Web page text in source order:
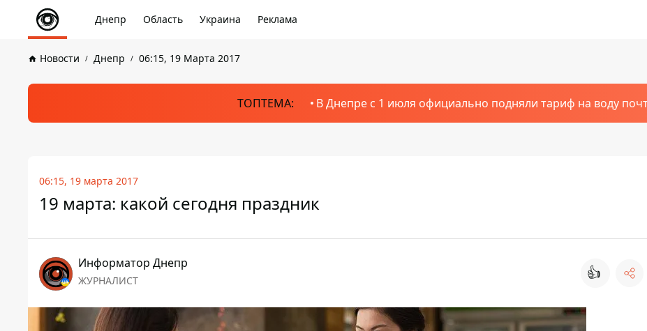
Днепр Область Украина Реклама
Новости Днепр 06:15, 19 Марта 2017
ТОПТЕМА: В Днепре с 1 июля официально подняли тариф на воду
06:15, 19 марта 2017
19 марта: какой сегодня праздник
Информатор Днепр
ЖУРНАЛИСТ 👍